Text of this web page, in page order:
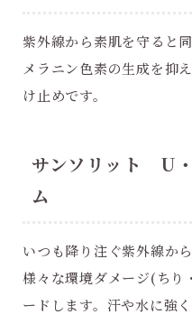
紫外線から素肌を守ると
メラニン色素の生成を抑
け止めです。
サンソリット U
ム
いつも降り注ぐ紫外線か
様々な環境ダメージ(ちり
ードします。汗や水に強